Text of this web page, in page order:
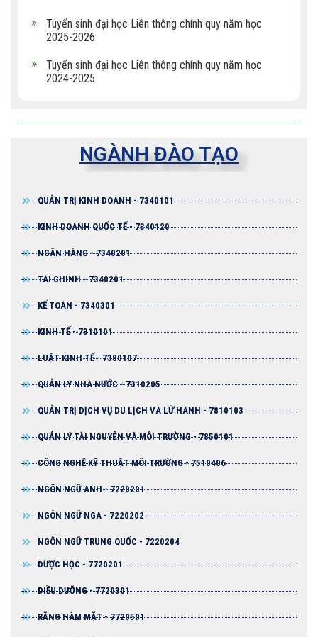
Tuyển sinh đại học Liên thông chính quy năm học
2025-2026
Tuyển sinh đại học Liên thông chính quy năm học
2024-2025.
NGÀNH ĐÀO TẠO
QUẢN TRỊ KINH DOANH - 7340101
KINH DOANH QUỐC TẾ - 7340120
NGÂN HÀNG - 7340201
TÀI CHÍNH - 7340201
KẾ TOÁN - 7340301
KINH TẾ - 7310101
LUẬT KINH TẾ - 7380107
QUẢN LÝ NHÀ NƯỚC - 7310205
QUẢN TRỊ DỊCH VỤ DU LỊCH VÀ LỮ HÀNH - 7810103
QUẢN LÝ TÀI NGUYÊN VÀ MÔI TRƯỜNG - 7850101
CÔNG NGHỆ KỸ THUẬT MÔI TRƯỜNG - 7510406
NGÔN NGỮ ANH - 7220201
NGÔN NGỮ NGA - 7220202
NGÔN NGỮ TRUNG QUỐC - 7220204
DƯỢC HỌC - 7720201
ĐIỀU DƯỠNG - 7720301
RĂNG HÀM MẶT - 7720501